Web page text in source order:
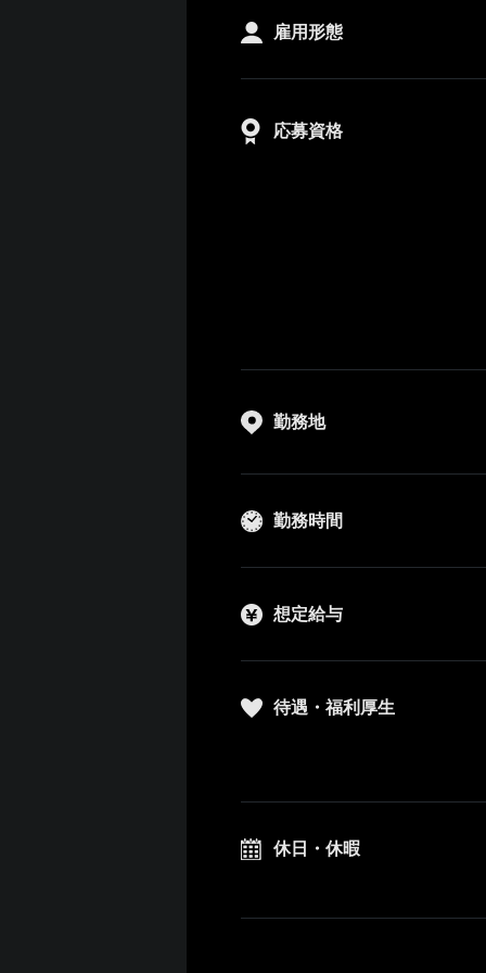
雇用形態
応募資格
勤務地
勤務時間
想定給与
待遇・福利厚生
休日・休暇